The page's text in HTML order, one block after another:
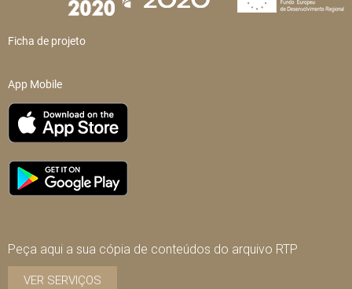
Ficha de projeto
App Mobile
Peça aqui a sua cópia de conteúdos do arquivo RTP
VER SERVIÇOS